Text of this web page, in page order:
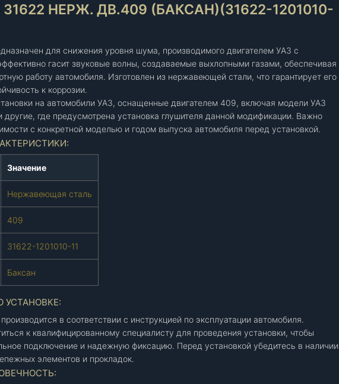
НЕРЖ. ДВ.409 (БАКСАН)(31622-1201010-
для снижения уровня шума, производимого двигателем УАЗ с
гасит звуковые волны, создаваемые выхлопными газами, обеспечивая
работу автомобиля. Изготовлен из нержавеющей стали, что гарантирует его
к коррозии.
на автомобили УАЗ, оснащенные двигателем 409, включая модели УАЗ
другие, где предусмотрена установка глушителя данной модификации. Важно
с конкретной моделью и годом выпуска автомобиля перед установкой.
Значение
Нержавеющая сталь
409
31622-1201010-11
Баксан
УСТАНОВКЕ:
в соответствии с инструкцией по эксплуатации автомобиля.
к квалифицированному специалисту для проведения установки, чтобы
подключение и надежную фиксацию. Перед установкой убедитесь в наличии
элементов и прокладок.